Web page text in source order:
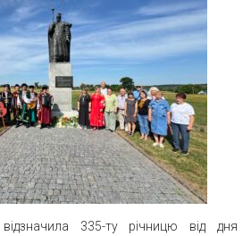
335-ту річницю від дня